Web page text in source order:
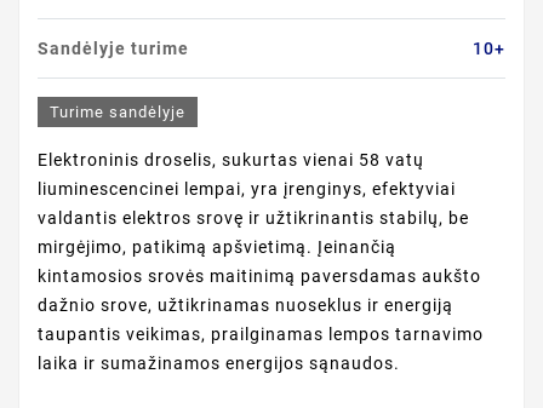
Sandėlyje turime 10+
Turime sandėlyje
Elektroninis droselis, sukurtas vienai 58 vatų
liuminescencinei lempai, yra įrenginys, efektyviai
valdantis elektros srovę ir užtikrinantis stabilų, be
mirgėjimo, patikimą apšvietimą. Įeinančią
kintamosios srovės maitinimą paversdamas aukšto
dažnio srove, užtikrinamas nuoseklus ir energiją
taupantis veikimas, prailginamas lempos tarnavimo
laika ir sumažinamos energijos sąnaudos.